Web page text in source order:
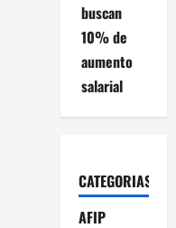
buscan
10% de
aumento
salarial
CATEGORIAS
AFIP